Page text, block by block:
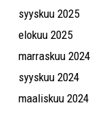
syyskuu 2025
elokuu 2025
marraskuu 2024
syyskuu 2024
maaliskuu 2024